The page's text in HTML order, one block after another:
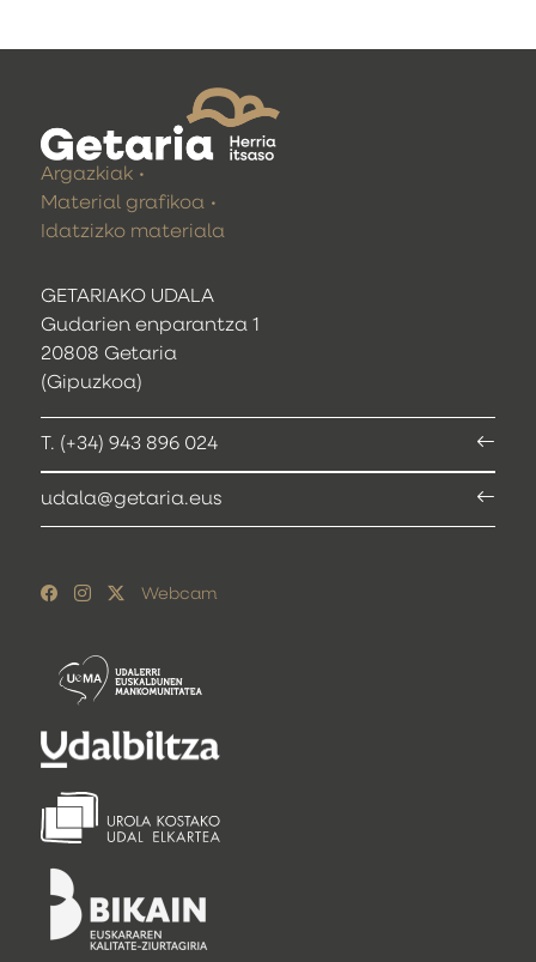
GETARIAKO UDALA
Gudarien enparantza 1
20808 Getaria
(Gipuzkoa)
T. (+34) 943 896 024
udala@getaria.eus
Argazkiak
Material grafikoa
Idatzizko materiala
Webcam